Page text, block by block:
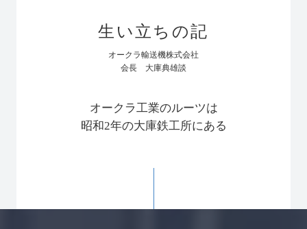
生い立ちの記
オークラ輸送機株式会社
会長 大庫典雄談
オークラ工業のルーツは
昭和2年の大庫鉄工所にある